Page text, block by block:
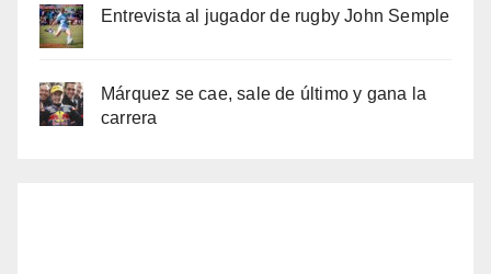
Entrevista al jugador de rugby John Semple
Márquez se cae, sale de último y gana la
carrera